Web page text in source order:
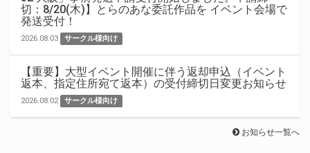
切：8/20(木)】とらのあな委託作品を イベント会場で
発送受付！
2026.08.03 サークル様向け
【重要】大型イベント開催に伴う返却申込（イベント
返本、指定住所宛て返本）の受付締切日変更お知らせ
2026.08.02 サークル様向け
お知らせ一覧へ